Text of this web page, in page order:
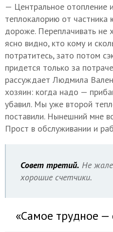
— Центральное отопление
теплокалорию от
дороже. Переплачивать не
ясно видно, кто кому и
потратитесь, зато потом
придется только за
рассуждает Людмила
хозяин: когда надо —
убавил. Мы уже второй
поставили. Нынешний мне
Прост в обслуживании и
Совет третий. Не
хорошие счетчики.
«Самое трудное —